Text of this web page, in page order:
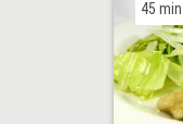
45 min